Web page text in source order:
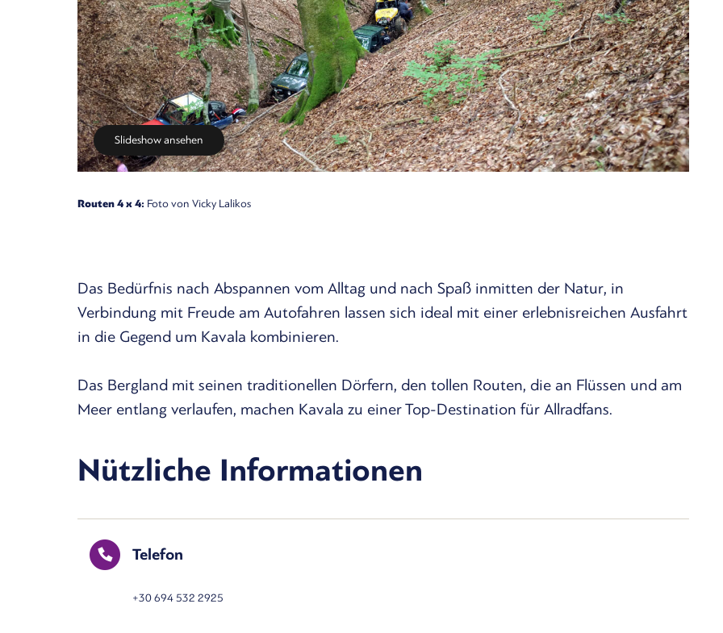
Slideshow ansehen
Routen 4 x 4: Foto von Vicky Lalikos
Das Bedürfnis nach Abspannen vom Alltag und nach Spaß inmitten der Natur, in
Verbindung mit Freude am Autofahren lassen sich ideal mit einer erlebnisreichen Ausfahrt
in die Gegend um Kavala kombinieren.
Das Bergland mit seinen traditionellen Dörfern, den tollen Routen, die an Flüssen und am
Meer entlang verlaufen, machen Kavala zu einer Top-Destination für Allradfans.
Nützliche Informationen
Telefon
+30 694 532 2925